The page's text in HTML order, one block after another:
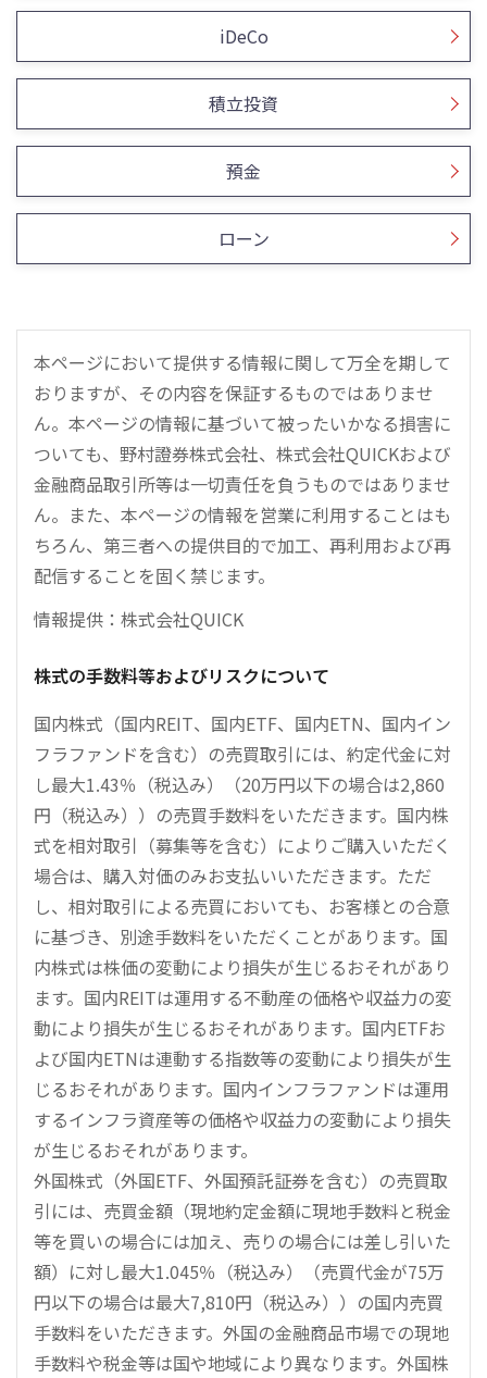
iDeCo
積立投資
預金
ローン
本ページにおいて提供する情報に関して万全を期して
おりますが、その内容を保証するものではありませ
ん。本ページの情報に基づいて被ったいかなる損害に
ついても、野村證券株式会社、株式会社QUICKおよび
金融商品取引所等は一切責任を負うものではありませ
ん。また、本ページの情報を営業に利用することはも
ちろん、第三者への提供目的で加工、再利用および再
配信することを固く禁じます。
情報提供：株式会社QUICK
株式の手数料等およびリスクについて
国内株式（国内REIT、国内ETF、国内ETN、国内イン
フラファンドを含む）の売買取引には、約定代金に対
し最大1.43％（税込み）（20万円以下の場合は2,860
円（税込み））の売買手数料をいただきます。国内株
式を相対取引（募集等を含む）によりご購入いただく
場合は、購入対価のみお支払いいただきます。ただ
し、相対取引による売買においても、お客様との合意
に基づき、別途手数料をいただくことがあります。国
内株式は株価の変動により損失が生じるおそれがあり
ます。国内REITは運用する不動産の価格や収益力の変
動により損失が生じるおそれがあります。国内ETFお
よび国内ETNは連動する指数等の変動により損失が生
じるおそれがあります。国内インフラファンドは運用
するインフラ資産等の価格や収益力の変動により損失
が生じるおそれがあります。
外国株式（外国ETF、外国預託証券を含む）の売買取
引には、売買金額（現地約定金額に現地手数料と税金
等を買いの場合には加え、売りの場合には差し引いた
額）に対し最大1.045％（税込み）（売買代金が75万
円以下の場合は最大7,810円（税込み））の国内売買
手数料をいただきます。外国の金融商品市場での現地
手数料や税金等は国や地域により異なります。外国株